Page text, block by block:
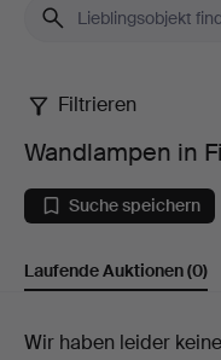
Wandlampen
in
Finnland
Filtrieren
Wandlampen in
Suche speichern
Laufende Auktionen(0)
Laufende
Wir haben leider